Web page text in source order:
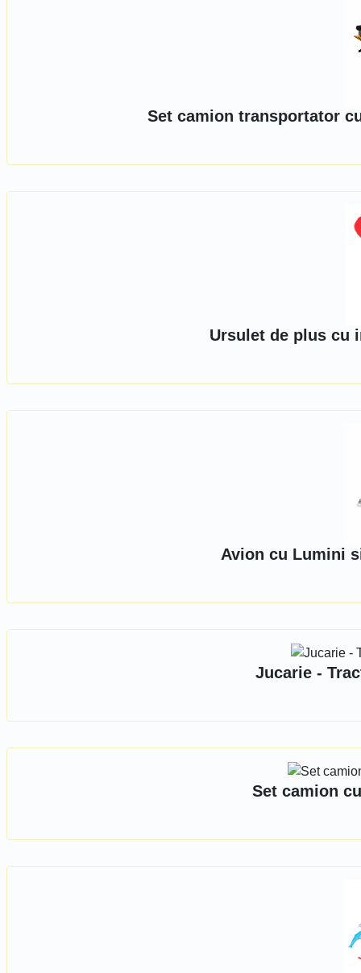
Set camion transportator
Ursulet de plus cu
Avion cu Lumini
Jucarie -
Set camion